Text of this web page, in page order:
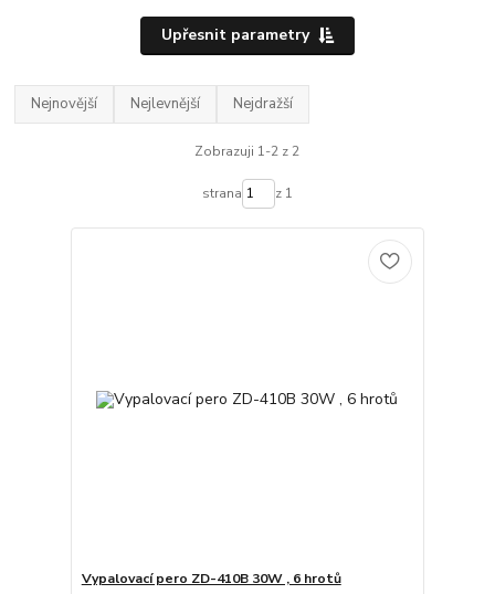
Upřesnit parametry
Nejnovější Nejlevnější Nejdražší
Zobrazuji 1-2 z 2
strana z 1
Vypalovací pero ZD-410B 30W , 6 hrotů